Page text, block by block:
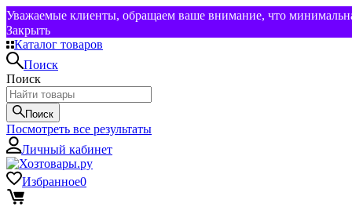
Уважаемые клиенты, обращаем ваше внимание, что
Закрыть
Каталог товаров
Поиск
Поиск
Поиск
Посмотреть все результаты
Личный кабинет
Избранное0